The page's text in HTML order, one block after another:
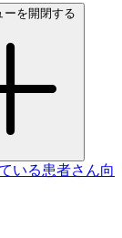
ーを開閉する
いる患者さん向